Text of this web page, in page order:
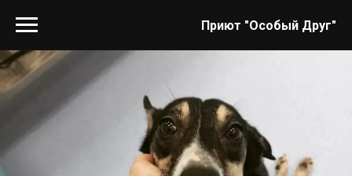
Приют "Особый Друг"